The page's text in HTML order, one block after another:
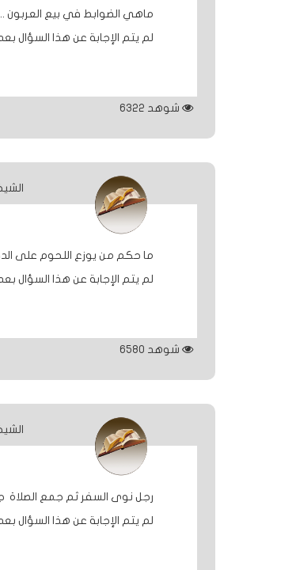
الفتاوى
ماهي الضوابط في بيع العربون ..
لم يتم الإجابة عن هذا السؤال بعد
شوهد 6322
ما حكم من يوزع اللحوم على
لم يتم الإجابة عن هذا السؤال بعد
شوهد 6580
رجل نوى السفر ثم جمع الصلاة
لم يتم الإجابة عن هذا السؤال بعد